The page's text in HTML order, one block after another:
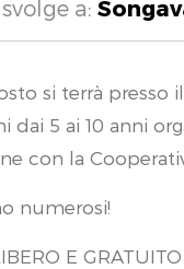
a:
si terrà presso
dai 5 ai 10 anni
con la
numerosi!
E GRATUITO